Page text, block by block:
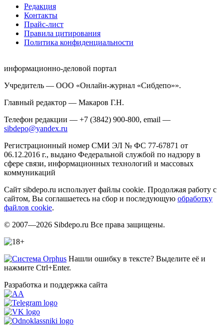
Редакция
Контакты
Прайс-лист
Правила цитирования
Политика конфиденциальности
информационно-деловой портал
Учредитель — ООО «Онлайн-журнал «Сибдепо»».
Главный редактор — Макаров Г.Н.
Телефон редакции — +7 (3842) 900-800, email —
sibdepo@yandex.ru
Регистрационный номер СМИ ЭЛ № ФС 77-67871 от
06.12.2016 г., выдано Федеральной службой по надзору в
сфере связи, информационных технологий и массовых
коммуникаций
Сайт sibdepo.ru использует файлы cookie. Продолжая работу с
сайтом, Вы соглашаетесь на сбор и последующую обработку
файлов cookie.
© 2007—2026 Sibdepo.ru Все права защищены.
Нашли ошибку в тексте? Выделите её и
нажмите Ctrl+Enter.
Разработка и поддержка сайта